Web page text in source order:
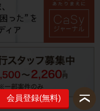
会員登録(無料)